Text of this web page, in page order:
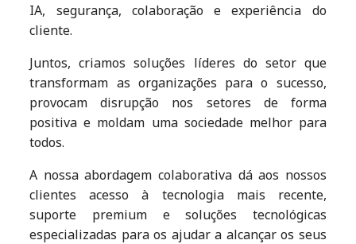
IA, segurança, colaboração e experiência do
cliente.
Juntos, criamos soluções líderes do setor que
transformam as organizações para o sucesso,
provocam disrupção nos setores de forma
positiva e moldam uma sociedade melhor para
todos.
A nossa abordagem colaborativa dá aos nossos
clientes acesso à tecnologia mais recente,
suporte premium e soluções tecnológicas
especializadas para os ajudar a alcançar os seus